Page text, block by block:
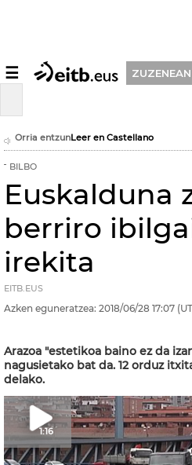
☰ ZUZENEAN
Orria entzunLeer en Castellano
BILBO
Euskalduna
berriro
irekita
EITB.EUS
Azken eguneratzea: 2018/06/28 17:07
Arazoa "estetikoa baino ez da
nagusietako bat da. 12 orduz
delako.
1:16